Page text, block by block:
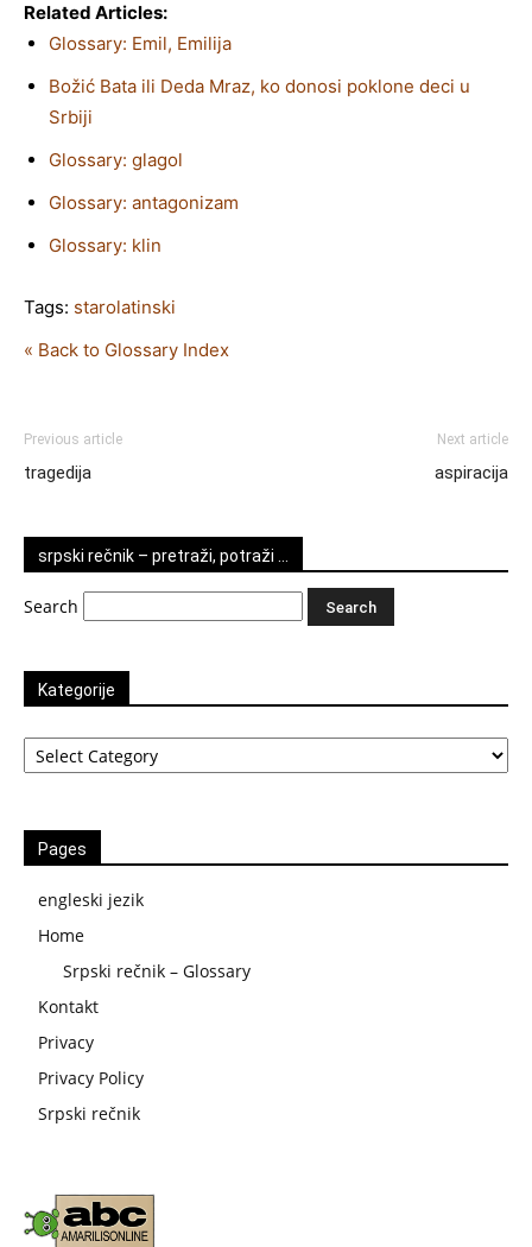
Related Articles:
Glossary: Emil, Emilija
Božić Bata ili Deda Mraz, ko donosi poklone deci u
Srbiji
Glossary: glagol
Glossary: antagonizam
Glossary: klin
Tags: starolatinski
« Back to Glossary Index
Previous article
tragedija
Next article
aspiracija
srpski rečnik – pretraži, potraži …
Search
Kategorije
Kategorije
Pages
engleski jezik
Home
Srpski rečnik – Glossary
Kontakt
Privacy
Privacy Policy
Srpski rečnik